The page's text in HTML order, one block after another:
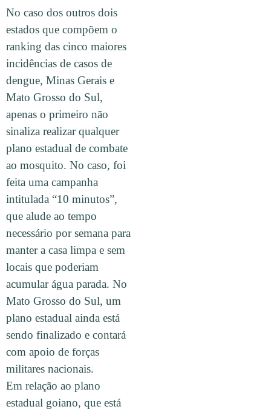
No caso dos outros dois
estados que compõem o
ranking das cinco maiores
incidências de casos de
dengue, Minas Gerais e
Mato Grosso do Sul,
apenas o primeiro não
sinaliza realizar qualquer
plano estadual de combate
ao mosquito. No caso, foi
feita uma campanha
intitulada “10 minutos”,
que alude ao tempo
necessário por semana para
manter a casa limpa e sem
locais que poderiam
acumular água parada. No
Mato Grosso do Sul, um
plano estadual ainda está
sendo finalizado e contará
com apoio de forças
militares nacionais.
Em relação ao plano
estadual goiano, que está